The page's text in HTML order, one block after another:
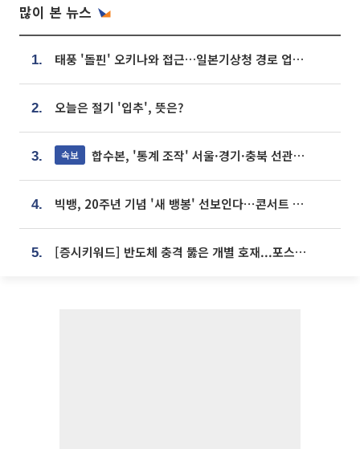
많이 본 뉴스
1. 태풍 '돌핀' 오키나와 접근…일본기상청 경로 업데이트
2. 오늘은 절기 '입추', 뜻은?
3. 속보 합수본, '통계 조작' 서울·경기·충북 선관위 등 추가 압수수색
4. 빅뱅, 20주년 기념 '새 뱅봉' 선보인다⋯콘서트 앞두고 팝업 개최
5. [증시키워드] 반도체 충격 뚫은 개별 호재...포스코퓨처엠·에코프로·한화솔루션 '눈길'